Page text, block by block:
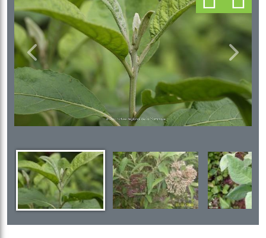
Previous Next